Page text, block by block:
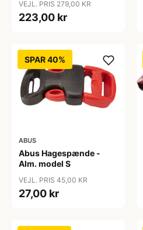
VEJL. PRIS 279,00 KR
223,00 kr
SPAR 40%
ABUS
Abus Hagespænde -
Alm. model S
VEJL. PRIS 45,00 KR
27,00 kr